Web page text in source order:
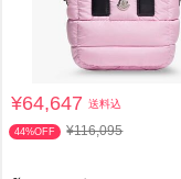
¥64,647送料込
44%OFF ¥116,095